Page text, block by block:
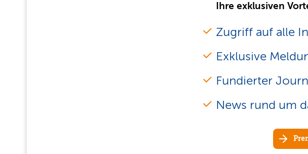
Ihre exklusiven
Zugriff auf alle
Exklusive
Fundierter
News rund um